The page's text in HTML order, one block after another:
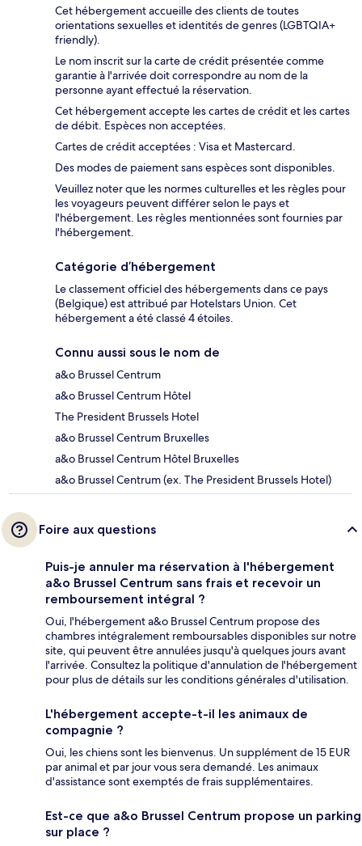
Cet hébergement accueille des clients de toutes
orientations sexuelles et identités de genres (LGBTQIA+
friendly).
Le nom inscrit sur la carte de crédit présentée comme
garantie à l'arrivée doit correspondre au nom de la
personne ayant effectué la réservation.
Cet hébergement accepte les cartes de crédit et les cartes
de débit. Espèces non acceptées.
Cartes de crédit acceptées : Visa et Mastercard.
Des modes de paiement sans espèces sont disponibles.
Veuillez noter que les normes culturelles et les règles pour
les voyageurs peuvent différer selon le pays et
l'hébergement. Les règles mentionnées sont fournies par
l'hébergement.
Catégorie d’hébergement
Le classement officiel des hébergements dans ce pays
(Belgique) est attribué par Hotelstars Union. Cet
hébergement a été classé 4 étoiles.
Connu aussi sous le nom de
a&o Brussel Centrum
a&o Brussel Centrum Hôtel
The President Brussels Hotel
a&o Brussel Centrum Bruxelles
a&o Brussel Centrum Hôtel Bruxelles
a&o Brussel Centrum (ex. The President Brussels Hotel)
Foire aux questions
Puis-je annuler ma réservation à l'hébergement
a&o Brussel Centrum sans frais et recevoir un
remboursement intégral ?
Oui, l'hébergement a&o Brussel Centrum propose des
chambres intégralement remboursables disponibles sur notre
site, qui peuvent être annulées jusqu'à quelques jours avant
l'arrivée. Consultez la politique d'annulation de l'hébergement
pour plus de détails sur les conditions générales d'utilisation.
L'hébergement accepte-t-il les animaux de
compagnie ?
Oui, les chiens sont les bienvenus. Un supplément de 15 EUR
par animal et par jour vous sera demandé. Les animaux
d'assistance sont exemptés de frais supplémentaires.
Est-ce que a&o Brussel Centrum propose un parking
sur place ?